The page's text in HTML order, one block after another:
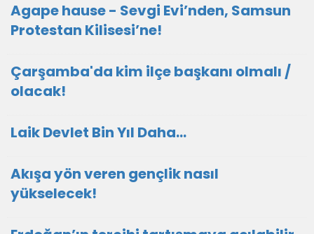
Agape hause - Sevgi Evi’nden, Samsun
Protestan Kilisesi’ne!
Çarşamba'da kim ilçe başkanı olmalı /
olacak!
Laik Devlet Bin Yıl Daha…
Akışa yön veren gençlik nasıl
yükselecek!